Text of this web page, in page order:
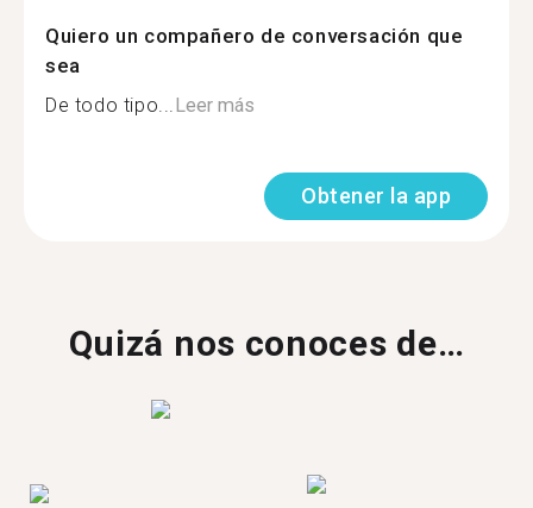
Quiero un compañero de conversación que
sea
De todo tipo...Leer más
Obtener la app
Quizá nos conoces de…